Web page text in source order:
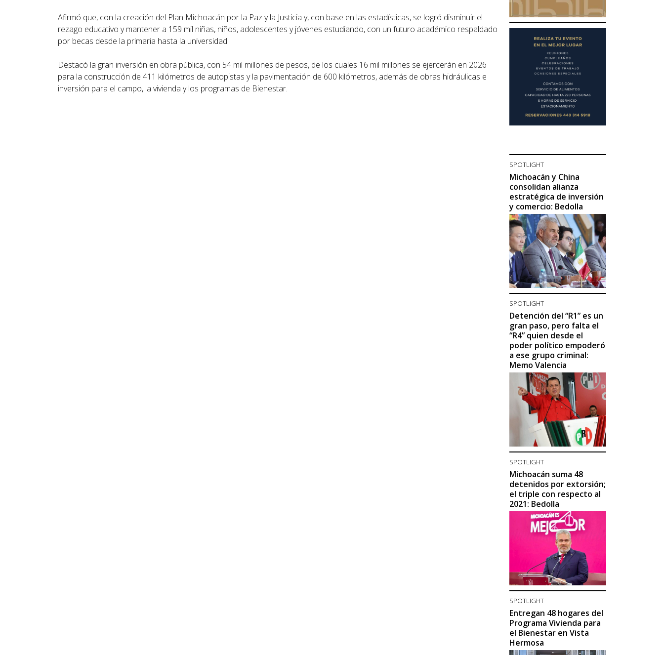
Afirmó que, con la creación del Plan Michoacán por la Paz y la Justicia y, con base en las estadísticas, se logró disminuir el
rezago educativo y mantener a 159 mil niñas, niños, adolescentes y jóvenes estudiando, con un futuro académico respaldado
por becas desde la primaria hasta la universidad.
Destacó la gran inversión en obra pública, con 54 mil millones de pesos, de los cuales 16 mil millones se ejercerán en 2026
para la construcción de 411 kilómetros de autopistas y la pavimentación de 600 kilómetros, además de obras hidráulicas e
inversión para el campo, la vivienda y los programas de Bienestar.
SPOTLIGHT
Michoacán y China
consolidan alianza
estratégica de inversión
y comercio: Bedolla
SPOTLIGHT
Detención del “R1” es un
gran paso, pero falta el
“R4” quien desde el
poder político empoderó
a ese grupo criminal:
Memo Valencia
SPOTLIGHT
Michoacán suma 48
detenidos por extorsión;
el triple con respecto al
2021: Bedolla
SPOTLIGHT
Entregan 48 hogares del
Programa Vivienda para
el Bienestar en Vista
Hermosa